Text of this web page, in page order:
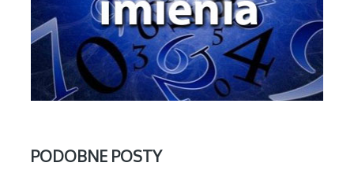
PODOBNE POSTY